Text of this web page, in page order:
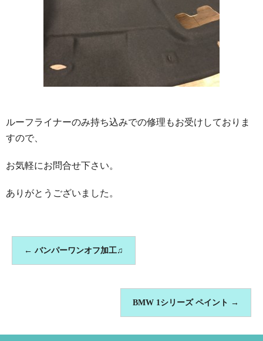
ルーフライナーのみ持ち込みでの修理もお受けしておりま
すので、
お気軽にお問合せ下さい。
ありがとうございました。
← バンパーワンオフ加工♫
BMW 1シリーズ ペイント →